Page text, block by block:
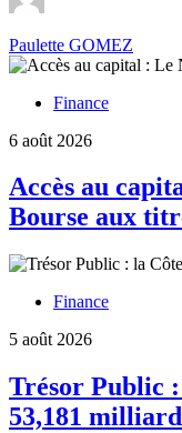
Paulette GOMEZ
Finance
6 août 2026
Accès au
Bourse aux
Finance
5 août 2026
Trésor Public
53,181